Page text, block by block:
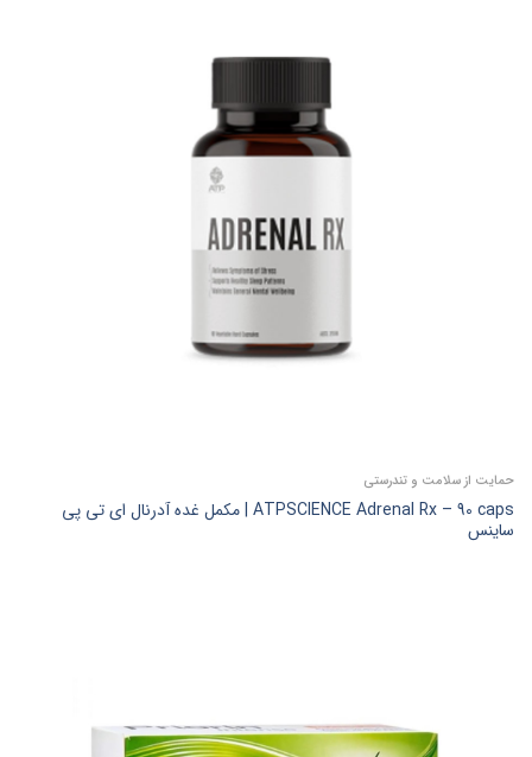
حمایت از سلامت و تندرستی
ATPSCIENCE Adrenal Rx – 90 caps | مکمل غده آدرنال ای تی پی
ساینس